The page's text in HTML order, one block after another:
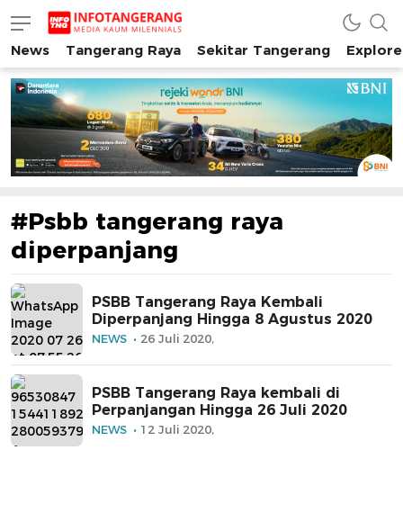
INFO TANGERANG
Media Kaum Millenials Tangerang Raya
News Tangerang Raya Sekitar Tangerang
#Psbb tangerang raya
diperpanjang
PSBB Tangerang Raya Kembali
Diperpanjang Hingga 8 Agustus 2020
NEWS 26 Juli 2020,
PSBB Tangerang Raya kembali di
Perpanjangan Hingga 26 Juli 2020
NEWS 12 Juli 2020,